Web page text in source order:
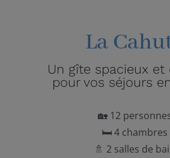
La
Un gîte spacieux et
pour vos séjours
🏡 12
🛏️ 4 chambres
🚿 2 salles de